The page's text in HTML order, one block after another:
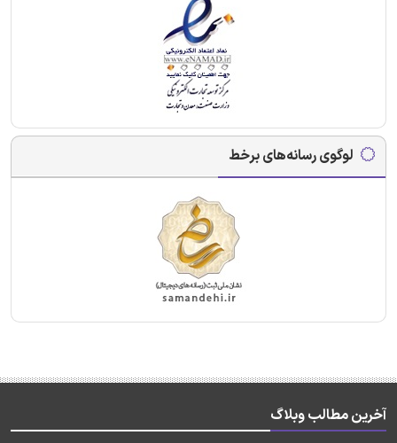
لوگوی رسانه‌های برخط
آخرین مطالب وبلاگ